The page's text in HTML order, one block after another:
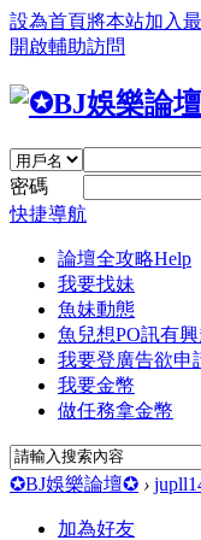
設為首頁將本站加入
開啟輔助訪問
密碼
快捷導航
論壇全攻略Help
我要找妹
魚妹動態
魚兒想PO訊有
我要登廣告欲申
我要金幣
做任務拿金幣
✪BJ娛樂論壇✪ ›
加為好友